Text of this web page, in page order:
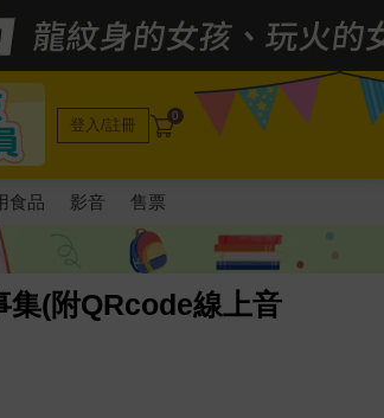
登入/註冊 0
食品 影音 售票
集(附QRcode線上音